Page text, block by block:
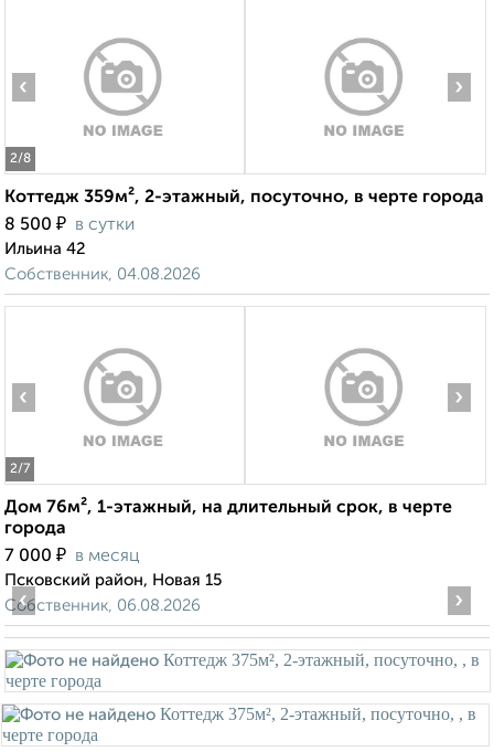
2/8
‹ ›
Коттедж 359м², 2-этажный, посуточно, в черте города
8 500 ₽ в сутки
Ильина 42
Собственник, 04.08.2026
2/7
‹ ›
Дом 76м², 1-этажный, на длительный срок, в черте
города
7 000 ₽ в месяц
Псковский район, Новая 15
Собственник, 06.08.2026
‹ ›